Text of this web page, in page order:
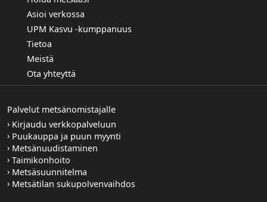
Asioi verkossa
UPM Kasvu -kumppanuus
Tietoa
Meistä
Ota yhteyttä
Palvelut metsänomistajalle
Kirjaudu verkkopalveluun
Puukauppa ja puun myynti
Metsänuudistaminen
Taimikonhoito
Metsäsuunnitelma
Metsätilan sukupolvenvaihdos